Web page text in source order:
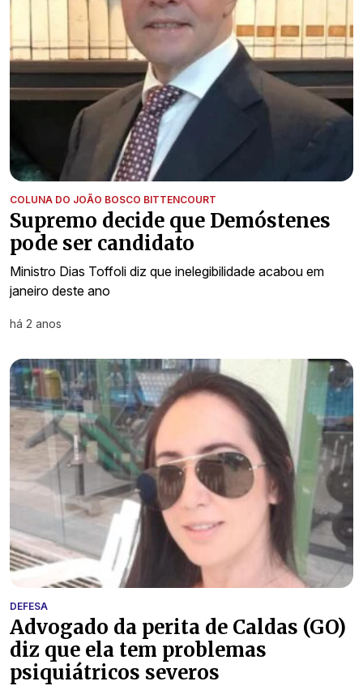
COLUNA DO JOÃO BOSCO BITTENCOURT
Supremo decide que Demóstenes
pode ser candidato
Ministro Dias Toffoli diz que inelegibilidade acabou em
janeiro deste ano
há 2 anos
DEFESA
Advogado da perita de Caldas (GO)
diz que ela tem problemas
psiquiátricos severos